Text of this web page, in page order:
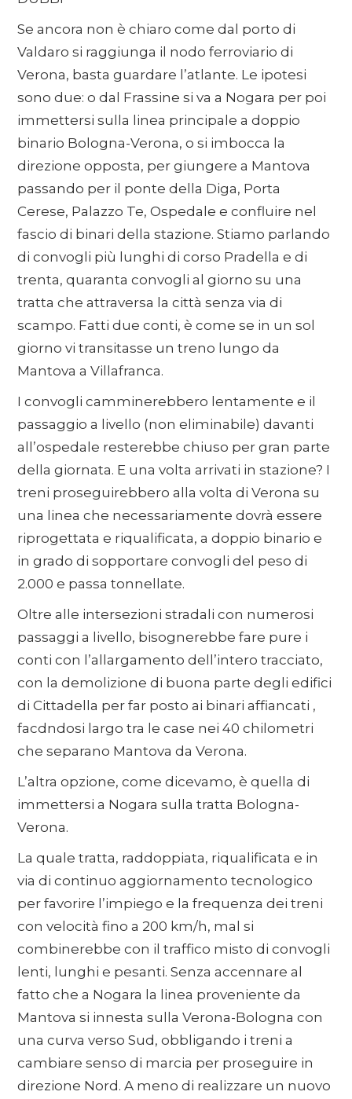
Se ancora non è chiaro come dal porto di
Valdaro si raggiunga il nodo ferroviario di
Verona, basta guardare l’atlante. Le ipotesi
sono due: o dal Frassine si va a Nogara per poi
immettersi sulla linea principale a doppio
binario Bologna-Verona, o si imbocca la
direzione opposta, per giungere a Mantova
passando per il ponte della Diga, Porta
Cerese, Palazzo Te, Ospedale e confluire nel
fascio di binari della stazione. Stiamo parlando
di convogli più lunghi di corso Pradella e di
trenta, quaranta convogli al giorno su una
tratta che attraversa la città senza via di
scampo. Fatti due conti, è come se in un sol
giorno vi transitasse un treno lungo da
Mantova a Villafranca.
I convogli camminerebbero lentamente e il
passaggio a livello (non eliminabile) davanti
all’ospedale resterebbe chiuso per gran parte
della giornata. E una volta arrivati in stazione? I
treni proseguirebbero alla volta di Verona su
una linea che necessariamente dovrà essere
riprogettata e riqualificata, a doppio binario e
in grado di sopportare convogli del peso di
2.000 e passa tonnellate.
Oltre alle intersezioni stradali con numerosi
passaggi a livello, bisognerebbe fare pure i
conti con l’allargamento dell’intero tracciato,
con la demolizione di buona parte degli edifici
di Cittadella per far posto ai binari affiancati ,
facdndosi largo tra le case nei 40 chilometri
che separano Mantova da Verona.
L’altra opzione, come dicevamo, è quella di
immettersi a Nogara sulla tratta Bologna-
Verona.
La quale tratta, raddoppiata, riqualificata e in
via di continuo aggiornamento tecnologico
per favorire l’impiego e la frequenza dei treni
con velocità fino a 200 km/h, mal si
combinerebbe con il traffico misto di convogli
lenti, lunghi e pesanti. Senza accennare al
fatto che a Nogara la linea proveniente da
Mantova si innesta sulla Verona-Bologna con
una curva verso Sud, obbligando i treni a
cambiare senso di marcia per proseguire in
direzione Nord. A meno di realizzare un nuovo